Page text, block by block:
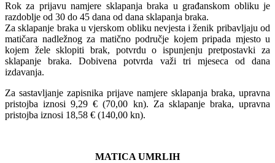
Rok za prijavu namjere sklapanja braka u građanskom obliku je
razdoblje od 30 do 45 dana od dana sklapanja braka.
Za sklapanje braka u vjerskom obliku nevjesta i ženik pribavljaju od
matičara nadležnog za matično područje kojem pripada mjesto u
kojem žele sklopiti brak, potvrdu o ispunjenju pretpostavki za
sklapanje braka. Dobivena potvrda važi tri mjeseca od dana
izdavanja.
Za sastavljanje zapisnika prijave namjere sklapanja braka, upravna
pristojba iznosi 9,29 € (70,00 kn). Za sklapanje braka, upravna
pristojba iznosi 18,58 € (140,00 kn).
MATICA UMRLIH